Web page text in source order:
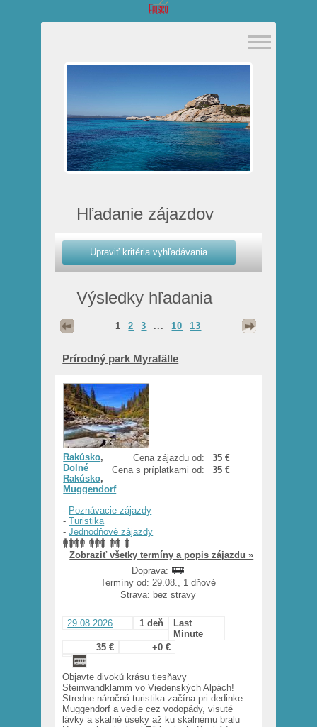
Hľadanie zájazdov
Výsledky hľadania
1 2 3 ...10 13
Prírodný park Myrafälle
Cena zájazdu od:
35 €
Cena s príplatkami od:
35 €
Rakúsko,
Dolné
Rakúsko,
Muggendorf
- Poznávacie zájazdy
-Turistika
-Jednodňové zájazdy
Zobraziť všetky termíny a popis zájazdu »
Doprava:
Termíny od: 29.08., 1 dňové
Strava: bez stravy
29.08.2026 1 deň
Last
Minute
35 €
+0 €
Objavte divokú krásu tiesňavy
Steinwandklamm vo Viedenských Alpách!
Stredne náročná turistika začína pri dedinke
Muggendorf a vedie cez vodopády, visuté
lávky a skalné úseky až ku skalnému bralu